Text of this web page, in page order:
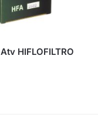
HIFLOFILTRO